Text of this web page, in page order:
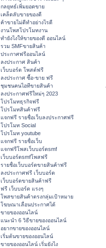
กลยุทธ์เพิ่มยอดขาย
เคล็ดลับขายของดี
ค้าขายไม่ดีทำอย่างไรดี
งานโพสโปรโมทงาน
ทํายังไงให้ขายของดี ออนไลน์
รวม SMFขายสินค้า
ประกาศฟรีออนไลน์
ลงประกาศ สินค้า
เว็บบอร์ด โพสต์ฟรี
ลงประกาศ ซื้อ-ขาย ฟรี
ชุมชนคนไอทีขายสินค้า
ลงประกาศฟรีใหม่ๆ 2023
โปรโมทธุรกิจฟรี
โปรโมทสินค้าฟรี
แจกฟรี รายชื่อเว็บลงประกาศฟรี
โปรโมท Social
โปรโมท youtube
แจกฟรี รายชื่อเว็บ
แจกฟรีโพสเว็บบอร์ดsmf
เว็บบอร์ดsmfโพสฟรี
รายชื่อเว็บบอร์ดขายสินค้าฟรี
ลงประกาศฟรี เว็บบอร์ด
เว็บบอร์ดขายสินค้าฟรี
ฟรี เว็บบอร์ด แรงๆ
โพสขายสินค้าตรงกลุ่มเป้าหมาย
โฆษณาเลื่อนประกาศได้
ขายของออนไลน์
แนะนำ 6 วิธีขายของออนไลน์
อยากขายของออนไลน์
เริ่มต้นขายของออนไลน์
ขายของออนไลน์ เริ่มยังไง